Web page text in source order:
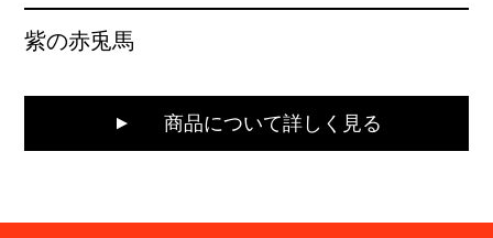
紫の赤兎馬
商品について詳しく見る